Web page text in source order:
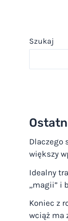
Szukaj
Dlaczego
większy
Idealny
„magii” i
Koniec z
wciąż ma